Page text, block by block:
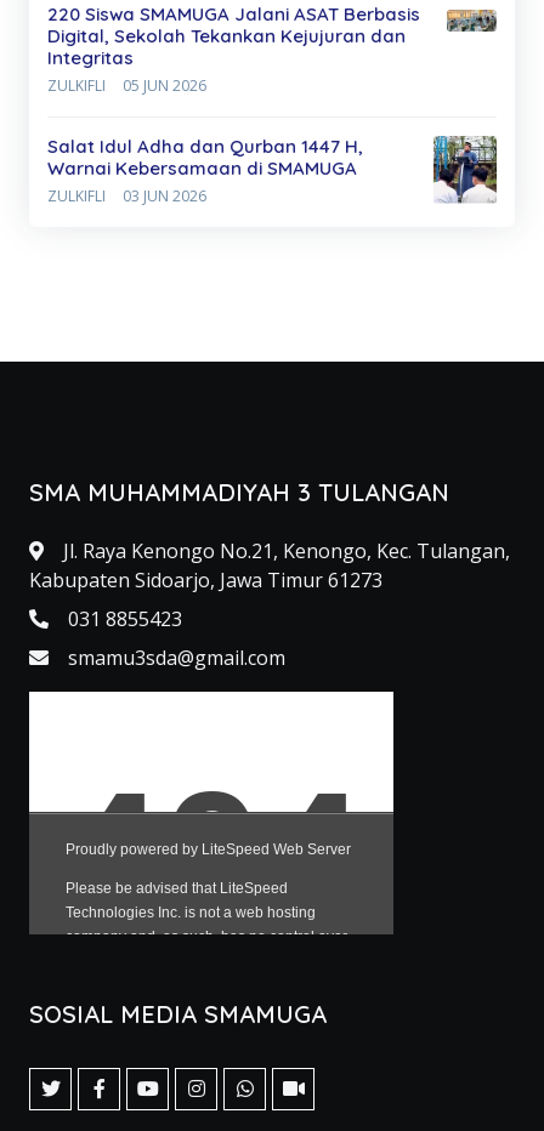
220 Siswa SMAMUGA Jalani ASAT Berbasis
Digital, Sekolah Tekankan Kejujuran dan
Integritas
ZULKIFLI 05 JUN 2026
Salat Idul Adha dan Qurban 1447 H,
Warnai Kebersamaan di SMAMUGA
ZULKIFLI 03 JUN 2026
SMA MUHAMMADIYAH 3 TULANGAN
Jl. Raya Kenongo No.21, Kenongo, Kec. Tulangan,
Kabupaten Sidoarjo, Jawa Timur 61273
031 8855423
smamu3sda@gmail.com
SOSIAL MEDIA SMAMUGA